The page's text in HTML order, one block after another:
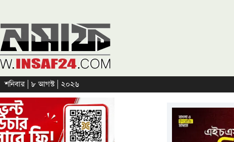
শনিবার | ৮ আগস্ট | ২০২৬